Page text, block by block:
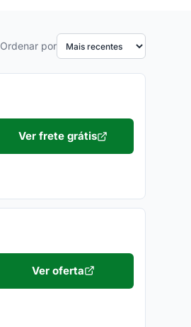
Ordenar por
Ver frete grátis
Ver oferta